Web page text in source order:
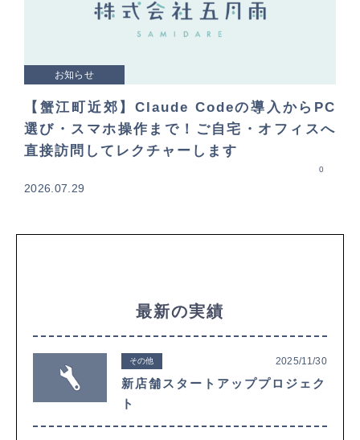
お知らせ
【蟹江町近郊】Claude Codeの導入からPC
選び・スマホ操作まで！ご自宅・オフィスへ
直接訪問してレクチャーします
2026.07.29
0
最新の実績
その他 2025/11/30
新店舗スタートアッププロジェク
ト